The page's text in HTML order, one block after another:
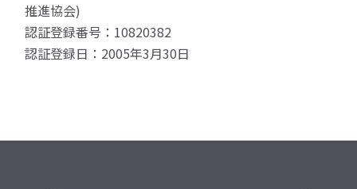
推進協会)
認証登録番号：10820382
認証登録日：2005年3月30日